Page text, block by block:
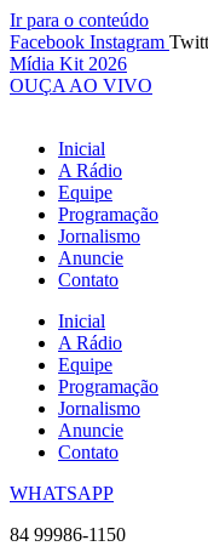
Ir para o conteúdo
Facebook Instagram
Mídia Kit 2026
OUÇA AO VIVO
Inicial
A Rádio
Equipe
Programação
Jornalismo
Anuncie
Contato
Inicial
A Rádio
Equipe
Programação
Jornalismo
Anuncie
Contato
WHATSAPP
84 99986-1150